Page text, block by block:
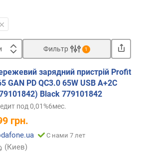
Фильтр 1
зарядний пристрій Profit
GAN PD QC3.0 65W USB A+2C
Black 779101842
под 0,01%6мес.
грн.
С нами 7 лет
(Киев)